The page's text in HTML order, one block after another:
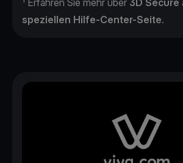
¹ Erfahren Sie mehr über 3D Secure
speziellen Hilfe-Center-Seite.